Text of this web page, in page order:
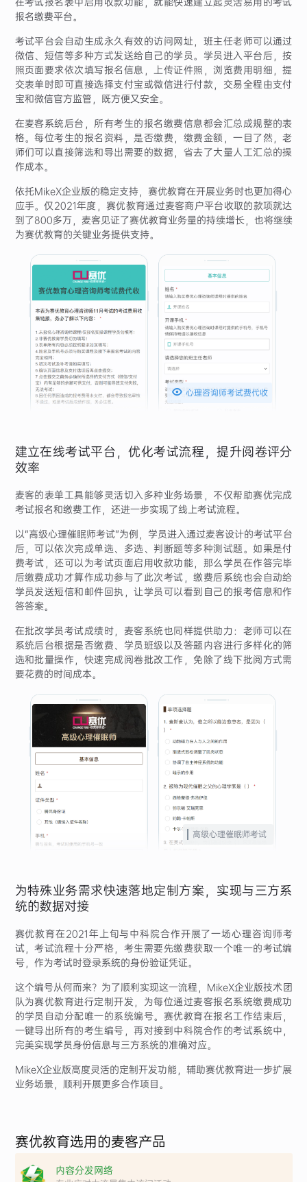
报名缴费平台。
考试平台会自动生成永久有效的访问网址，班主任老师可以通过
微信、短信等多种方式发送给自己的学员。学员进入平台后，按
照页面要求依次填写报名信息，上传证件照，浏览费用明细，提
交表单时即可直接选择支付宝或微信进行付款，交易全程由支付
宝和微信官方监管，既方便又安全。
在麦客系统后台，所有考生的报名缴费信息都会汇总成规整的表
格。每位考生的报名资料，是否缴费，缴费金额，一目了然，老
师们可以直接筛选和导出需要的数据，省去了大量人工汇总的操
作成本。
依托MikeX企业版的稳定支持，赛优教育在开展业务时也更加得心
应手。仅2021年度，赛优教育通过麦客商户平台收取的款项就达
到了800多万，麦客见证了赛优教育业务量的持续增长，也将继续
为赛优教育的关键业务提供支持。
 心理咨询师考试费代收
建立在线考试平台，优化考试流程，提升阅卷评分
效率
麦客的表单工具能够灵活切入多种业务场景，不仅帮助赛优完成
考试报名和缴费工作，还进一步实现了线上考试流程。
以“高级心理催眠师考试”为例，学员进入通过麦客设计的考试平台
后，可以依次完成单选、多选、判断题等多种测试题。如果是付
费考试，还可以为考试页面启用收款功能，那么学员在作答完毕
后缴费成功才算作成功参与了此次考试，缴费后系统也会自动给
学员发送短信和邮件回执，让学员可以看到自己的报考信息和作
答答案。
在批改学员考试成绩时，麦客系统也同样提供助力：老师可以在
系统后台根据是否缴费、学员班级以及答题内容进行多样化的筛
选和批量操作，快速完成阅卷批改工作，免除了线下批阅方式需
要花费的时间成本。
高级心理催眠师考试
为特殊业务需求快速落地定制方案，实现与三方系
统的数据对接
赛优教育在2021年上旬与中科院合作开展了一场心理咨询师考
试，考试流程十分严格，考生需要先缴费获取一个唯一的考试编
号，作为考试时登录系统的身份验证凭证。
这个编号从何而来？为了顺利实现这一流程，MikeX企业版技术团
队为赛优教育进行定制开发，为每位通过麦客报名系统缴费成功
的学员自动分配唯一的系统编号。赛优教育在报名工作结束后，
一键导出所有的考生编号，再对接到中科院合作的考试系统中，
完美实现学员身份信息与三方系统的准确对应。
MikeX企业版高度灵活的定制开发功能，辅助赛优教育进一步扩展
业务场景，顺利开展更多合作项目。
赛优教育选用的麦客产品
内容分发网络